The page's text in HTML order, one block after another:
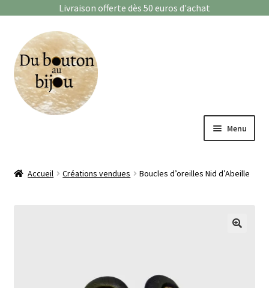
Livraison offerte dès 50 euros d'achat
Aller
la
navigation
Aller
au
contenu
Menu
Accueil Créations vendues Boucles d’oreilles Nid d’Abeille